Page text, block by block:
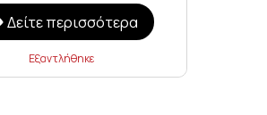
Δείτε περισσότερα
Εξαντλήθηκε